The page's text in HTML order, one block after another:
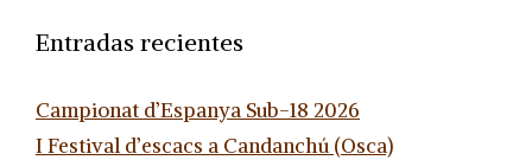
Entradas recientes
Campionat d’Espanya Sub-18 2026
I Festival d’escacs a Candanchú (Osca)